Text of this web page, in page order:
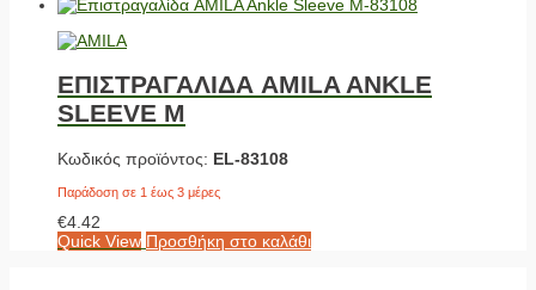
ΕΠΙΣΤΡΑΓΑΛΙΔΑ AMILA ANKLE
SLEEVE M
Κωδικός προϊόντος: EL-83108
Παράδοση σε 1 έως 3 μέρες
€4.42
Quick View Προσθήκη στο καλάθι